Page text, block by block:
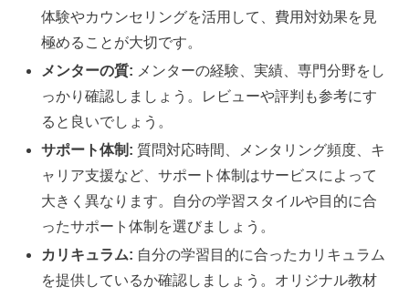
体験やカウンセリングを活用して、費用対効果を見
極めることが大切です。
メンターの質: メンターの経験、実績、専門分野をし
っかり確認しましょう。レビューや評判も参考にす
ると良いでしょう。
サポート体制: 質問対応時間、メンタリング頻度、キ
ャリア支援など、サポート体制はサービスによって
大きく異なります。自分の学習スタイルや目的に合
ったサポート体制を選びましょう。
カリキュラム: 自分の学習目的に合ったカリキュラム
を提供しているか確認しましょう。オリジナル教材